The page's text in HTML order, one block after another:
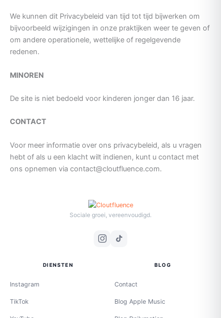
We kunnen dit Privacybeleid van tijd tot tijd bijwerken om
bijvoorbeeld wijzigingen in onze praktijken weer te geven of
om andere operationele, wettelijke of regelgevende
redenen.
MINOREN
De site is niet bedoeld voor kinderen jonger dan 16 jaar.
CONTACT
Voor meer informatie over ons privacybeleid, als u vragen
hebt of als u een klacht wilt indienen, kunt u contact met
ons opnemen via contact@cloutfluence.com.
Sociale groei, vereenvoudigd.
DIENSTEN
Instagram
TikTok
BLOG
Contact
Blog Apple Music